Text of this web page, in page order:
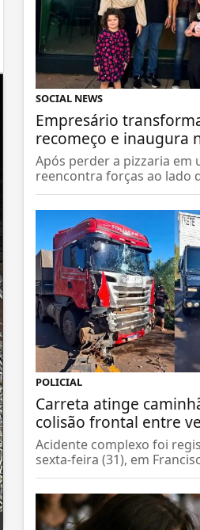
SOCIAL NEWS
Empresário
recomeço e inaugura
Após perder a pizzaria em
reencontra forças ao lado
POLICIAL
Carreta atinge
colisão frontal entre
Acidente complexo foi
sexta-feira (31), em